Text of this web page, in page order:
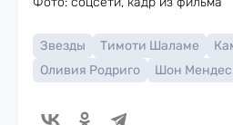
Звезды Тимоти Шаламе
Оливия Родриго
Шон Мендес